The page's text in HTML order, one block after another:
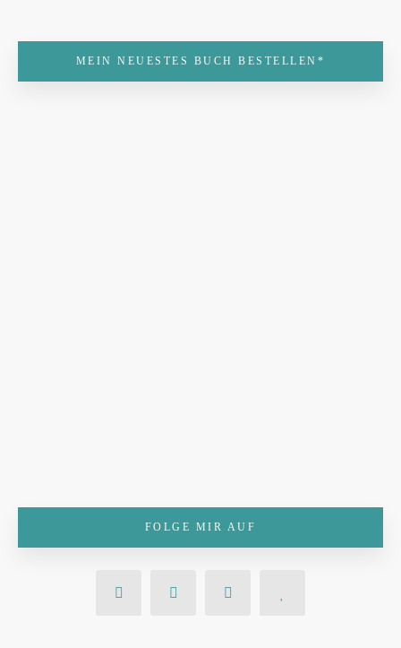
MEIN NEUESTES BUCH BESTELLEN*
FOLGE MIR AUF